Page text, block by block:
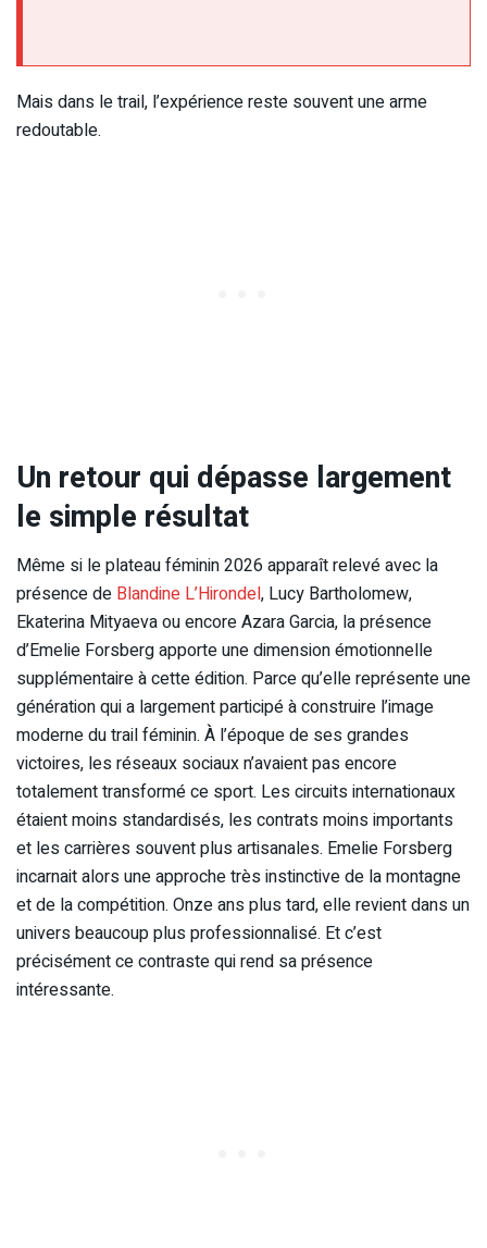
Mais dans le trail, l’expérience reste souvent une arme
redoutable.
Un retour qui dépasse largement
le simple résultat
Même si le plateau féminin 2026 apparaît relevé avec la
présence de Blandine L’Hirondel, Lucy Bartholomew,
Ekaterina Mityaeva ou encore Azara Garcia, la présence
d’Emelie Forsberg apporte une dimension émotionnelle
supplémentaire à cette édition. Parce qu’elle représente une
génération qui a largement participé à construire l’image
moderne du trail féminin. À l’époque de ses grandes
victoires, les réseaux sociaux n’avaient pas encore
totalement transformé ce sport. Les circuits internationaux
étaient moins standardisés, les contrats moins importants
et les carrières souvent plus artisanales. Emelie Forsberg
incarnait alors une approche très instinctive de la montagne
et de la compétition. Onze ans plus tard, elle revient dans un
univers beaucoup plus professionnalisé. Et c’est
précisément ce contraste qui rend sa présence
intéressante.